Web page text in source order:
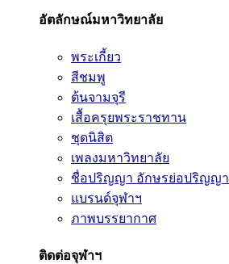
อัตลักษณ์มหาวิทยาลัย
พระเกี้ยว
สีชมพู
ต้นจามจุรี
เสื้อครุยพระราชทาน
ชุดนิสิต
เพลงมหาวิทยาลัย
ชื่อปริญญา อักษรย่อปริญญา
แบรนด์จุฬาฯ
ภาพบรรยากาศ
ติดต่อจุฬาฯ